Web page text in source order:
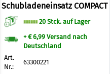
Schubladeneinsatz COMPACT
SORT, 100 x 100 mm
20 Stck. auf Lager
+ € 6,99 Versand nach
Deutschland
Art.
Nr.:
63300221